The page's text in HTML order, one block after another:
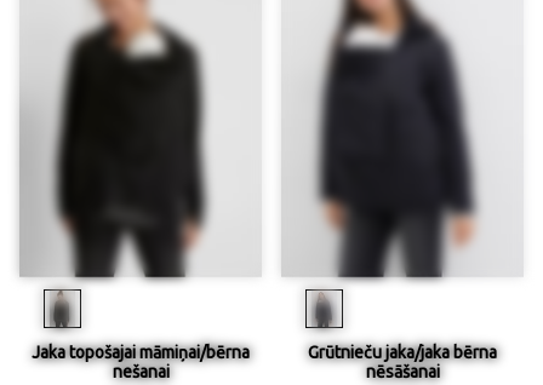
Jaka topošajai māmiņai/bērna
nešanai
Grūtnieču jaka/jaka bērna
nēsāšanai